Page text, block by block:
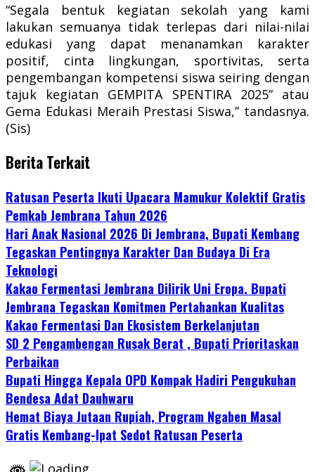
“Segala bentuk kegiatan sekolah yang kami
lakukan semuanya tidak terlepas dari nilai-nilai
edukasi yang dapat menanamkan karakter
positif, cinta lingkungan, sportivitas, serta
pengembangan kompetensi siswa seiring dengan
tajuk kegiatan GEMPITA SPENTIRA 2025” atau
Gema Edukasi Meraih Prestasi Siswa,” tandasnya.
(Sis)
Berita Terkait
Ratusan Peserta Ikuti Upacara Mamukur Kolektif Gratis
Pemkab Jembrana Tahun 2026
Hari Anak Nasional 2026 Di Jembrana, Bupati Kembang
Tegaskan Pentingnya Karakter Dan Budaya Di Era
Teknologi
Kakao Fermentasi Jembrana Dilirik Uni Eropa. Bupati
Jembrana Tegaskan Komitmen Pertahankan Kualitas
Kakao Fermentasi Dan Ekosistem Berkelanjutan
SD 2 Pengambengan Rusak Berat , Bupati Prioritaskan
Perbaikan
Bupati Hingga Kepala OPD Kompak Hadiri Pengukuhan
Bendesa Adat Dauhwaru
Hemat Biaya Jutaan Rupiah, Program Ngaben Masal
Gratis Kembang-Ipat Sedot Ratusan Peserta